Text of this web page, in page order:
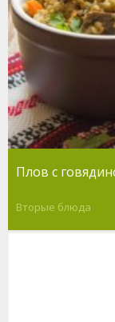
Плов с
Вторые блюда